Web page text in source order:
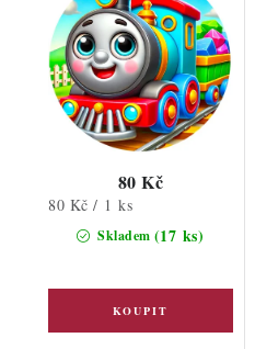
Skladem (17 ks)
80 Kč
Měrná
cena:
80 Kč / 1 ks